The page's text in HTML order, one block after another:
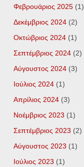
Φεβρουάριος 2025 (1)
Δεκέμβριος 2024 (2)
Οκτώβριος 2024 (1)
Σεπτέμβριος 2024 (2)
Αύγουστος 2024 (3)
Ιούλιος 2024 (1)
Απρίλιος 2024 (3)
Νοέμβριος 2023 (1)
Σεπτέμβριος 2023 (2)
Αύγουστος 2023 (1)
Ιούλιος 2023 (1)